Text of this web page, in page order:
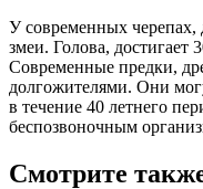
У современных черепах,
змеи. Голова, достигает
Современные предки,
долгожителями. Они
в течение 40 летнего
беспозвоночным
Смотрите